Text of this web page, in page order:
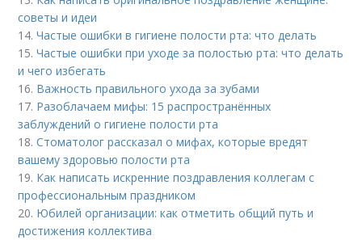
советы и идеи
14.Частые ошибки в гигиене полости рта: что делать
15.Частые ошибки при уходе за полостью рта: что делать
и чего избегать
16. Важность правильного ухода за зубами
17. Разоблачаем мифы: 15 распространённых
заблуждений о гигиене полости рта
18.Стоматолог рассказал о мифах, которые вредят
вашему здоровью полости рта
19. Как написать искренние поздравления коллегам с
профессиональным праздником
20. Юбилей организации: как отметить общий путь и
достижения коллектива